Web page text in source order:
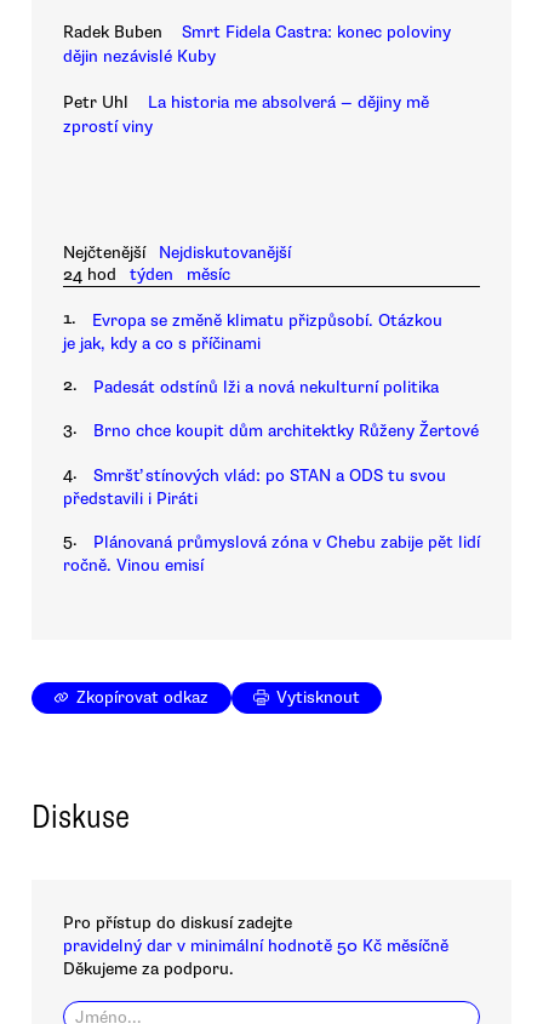
Radek Buben
Smrt Fidela Castra: konec poloviny
dějin nezávislé Kuby
Petr Uhl
La historia me absolverá — dějiny mě
zprostí viny
Nejčtenější
Nejdiskutovanější
24 hod
týden měsíc
1.
Evropa se změně klimatu přizpůsobí. Otázkou
je jak, kdy a co s příčinami
2. Padesát odstínů lži a nová nekulturní politika
3. Brno chce koupit dům architektky Růženy Žertové
4.
Smršť stínových vlád: po STAN a ODS tu svou
představili i Piráti
5.
Plánovaná průmyslová zóna v Chebu zabije pět lidí
ročně. Vinou emisí
Zkopírovat odkaz Vytisknout
Diskuse
Pro přístup do diskusí zadejte
pravidelný dar v minimální hodnotě 50 Kč měsíčně
Děkujeme za podporu.